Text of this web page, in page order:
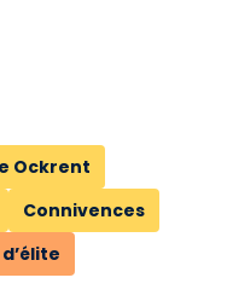
Ockrent
Connivences